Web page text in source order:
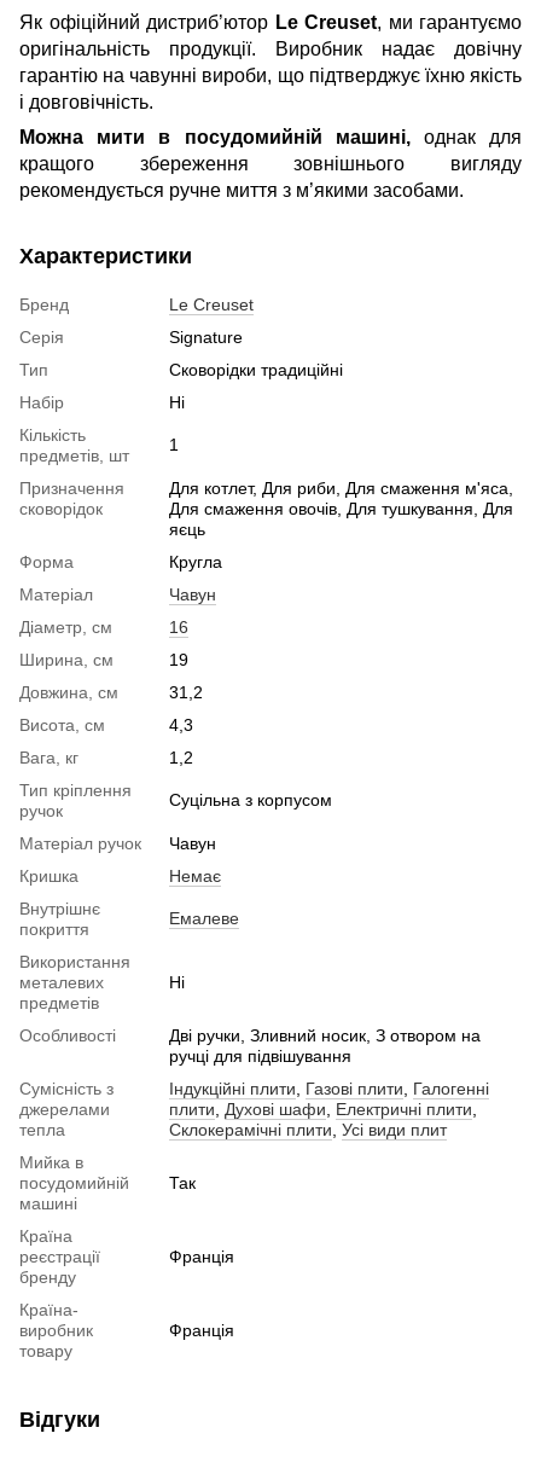
Як офіційний дистриб’ютор Le Creuset, ми гарантуємо
оригінальність продукції. Виробник надає довічну
гарантію на чавунні вироби, що підтверджує їхню якість
і довговічність.
Можна мити в посудомийній машині, однак для
кращого збереження зовнішнього вигляду
рекомендується ручне миття з м’якими засобами.
Характеристики
Бренд
Le Creuset
Серія
Signature
Тип
Сковорідки традиційні
Набір
Ні
Кількість
предметів, шт
1
Призначення
сковорідок
Для котлет, Для риби, Для смаження м'яса,
Для смаження овочів, Для тушкування, Для
яєць
Форма
Кругла
Матеріал
Чавун
Діаметр, см
16
Ширина, см
19
Довжина, см
31,2
Висота, см
4,3
Вага, кг
1,2
Тип кріплення
ручок
Суцільна з корпусом
Матеріал ручок
Чавун
Кришка
Немає
Внутрішнє
покриття
Емалеве
Використання
металевих
предметів
Ні
Особливості
Дві ручки, Зливний носик, З отвором на
ручці для підвішування
Сумісність з
джерелами
тепла
Індукційні плити, Газові плити, Галогенні
плити, Духові шафи, Електричні плити,
Склокерамічні плити, Усі види плит
Мийка в
посудомийній
машині
Так
Країна
реєстрації
бренду
Франція
Країна-
виробник
товару
Франція
Відгуки